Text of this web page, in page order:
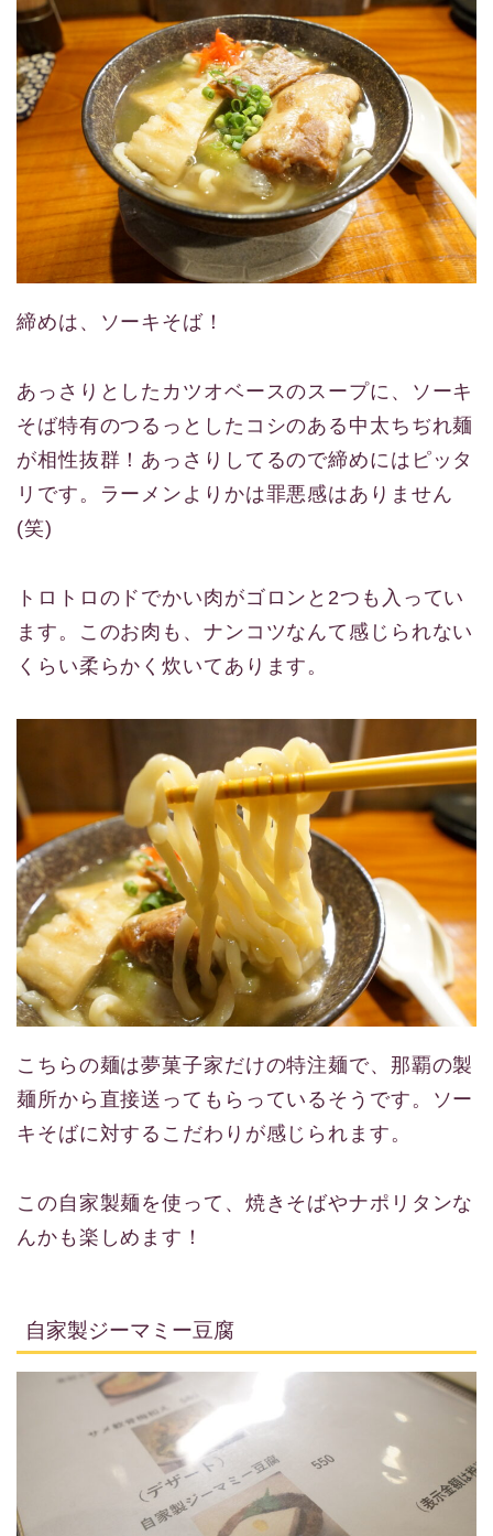
締めは、ソーキそば！
あっさりとしたカツオベースのスープに、ソーキ
そば特有のつるっとしたコシのある中太ちぢれ麺
が相性抜群！あっさりしてるので締めにはピッタ
リです。ラーメンよりかは罪悪感はありません
(笑)
トロトロのドでかい肉がゴロンと2つも入ってい
ます。このお肉も、ナンコツなんて感じられない
くらい柔らかく炊いてあります。
こちらの麺は夢菓子家だけの特注麺で、那覇の製
麺所から直接送ってもらっているそうです。ソー
キそばに対するこだわりが感じられます。
この自家製麺を使って、焼きそばやナポリタンな
んかも楽しめます！
自家製ジーマミー豆腐